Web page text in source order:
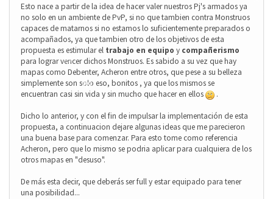
Esto nace a partir de la idea de hacer valer nuestros Pj's armados ya
no solo en un ambiente de PvP, si no que tambien contra Monstruos
capaces de matarnos si no estamos lo suficientemente preparados o
acompañados, ya que tambien otro de los objetivos de esta
propuesta es estimular el trabajo en equipo y compañerismo
para lograr vencer dichos Monstruos. Es sabido a su vez que hay
mapas como Debenter, Acheron entre otros, que pese a su belleza
simplemente son solo eso, bonitos , ya que los mismos se
encuentran casi sin vida y sin mucho que hacer en ellos
.
Dicho lo anterior, y con el fin de impulsar la implementación de esta
propuesta, a continuacion dejare algunas ideas que me parecieron
una buena base para comenzar. Para esto tome como referencia
Acheron, pero que lo mismo se podria aplicar para cualquiera de los
otros mapas en "desuso".
De más esta decir, que deberás ser full y estar equipado para tener
una posibilidad...
❄ ❄
❄
❄
❄